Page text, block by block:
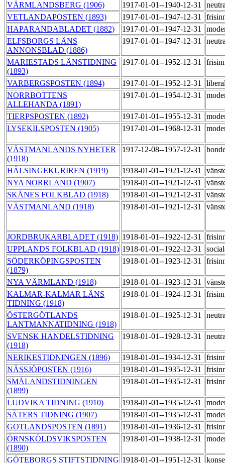
VÄRMLANDSBERG (1906) 1917-01-01--1940-12-31
VETLANDAPOSTEN (1893)
1917-01-01--1947-12-31
HAPARANDABLADET (1882)
1917-01-01--1947-12-31
ELFSBORGS LÄNS
ANNONSBLAD (1886)
1917-01-01--1947-12-31
MARIESTADS LÄNSTIDNING
(1893)
1917-01-01--1952-12-31
VARBERGSPOSTEN (1894) 1917-01-01--1952-12-31
NORRBOTTENS
ALLEHANDA (1891)
1917-01-01--1954-12-31
TIERPSPOSTEN (1892) 1917-01-01--1955-12-31
LYSEKILSPOSTEN (1905)
1917-01-01--1968-12-31
VÄSTMANLANDS NYHETER
(1918)
1917-12-08--1957-12-31
HÄLSINGEKURIREN (1919) 1918-01-01--1921-12-31
NYA NORRLAND (1907)
1918-01-01--1921-12-31
SKÅNES FOLKBLAD (1918)
1918-01-01--1921-12-31
VÄSTMANLAND (1918)
1918-01-01--1921-12-31
JORDBRUKARBLADET (1918) 1918-01-01--1922-12-31
UPPLANDS FOLKBLAD (1918) 1918-01-01--1922-12-31
SÖDERKÖPINGSPOSTEN
(1879)
1918-01-01--1923-12-31
NYA VÄRMLAND (1918) 1918-01-01--1923-12-31
KALMAR-KALMAR LÄNS
TIDNING (1918)
1918-01-01--1924-12-31
ÖSTERGÖTLANDS
LANTMANNATIDNING (1918)
1918-01-01--1925-12-31
SVENSK HANDELSTIDNING
(1918)
1918-01-01--1928-12-31
NERIKESTIDNINGEN (1896) 1918-01-01--1934-12-31
NÄSSJÖPOSTEN (1916)
1918-01-01--1935-12-31
SMÅLANDSTIDNINGEN
(1899)
1918-01-01--1935-12-31
LUDVIKA TIDNING (1910) 1918-01-01--1935-12-31
SÄTERS TIDNING (1907)
1918-01-01--1935-12-31
GOTLANDSPOSTEN (1891)
1918-01-01--1936-12-31
ÖRNSKÖLDSVIKSPOSTEN
(1890)
1918-01-01--1938-12-31
GÖTEBORGS STIFTSTIDNING 1918-01-01--1951-12-31